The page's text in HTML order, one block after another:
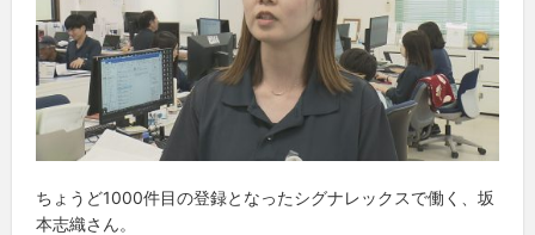
ちょうど1000件目の登録となったシグナレックスで働く、坂
本志織さん。